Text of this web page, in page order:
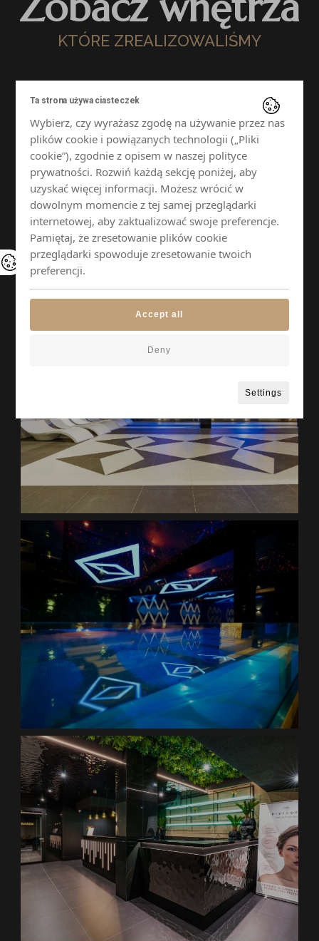
KTÓRE ZREALIZOWALIŚMY
Ta strona używa ciasteczek
Wybierz, czy wyrażasz zgodę na używanie przez nas
plików cookie i powiązanych technologii („Pliki
cookie”), zgodnie z opisem w naszej polityce
prywatności. Rozwiń każdą sekcję poniżej, aby
uzyskać więcej informacji. Możesz wrócić w
dowolnym momencie z tej samej przeglądarki
internetowej, aby zaktualizować swoje preferencje.
Pamiętaj, że zresetowanie plików cookie
przeglądarki spowoduje zresetowanie twoich
preferencji.
Settings
Deny
Accept all